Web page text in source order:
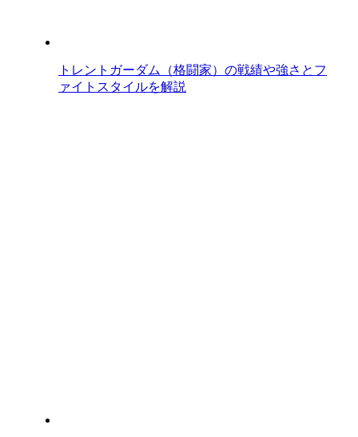
トレントガーダム（格闘家）の戦績や強さとフ
ァイトスタイルを解説